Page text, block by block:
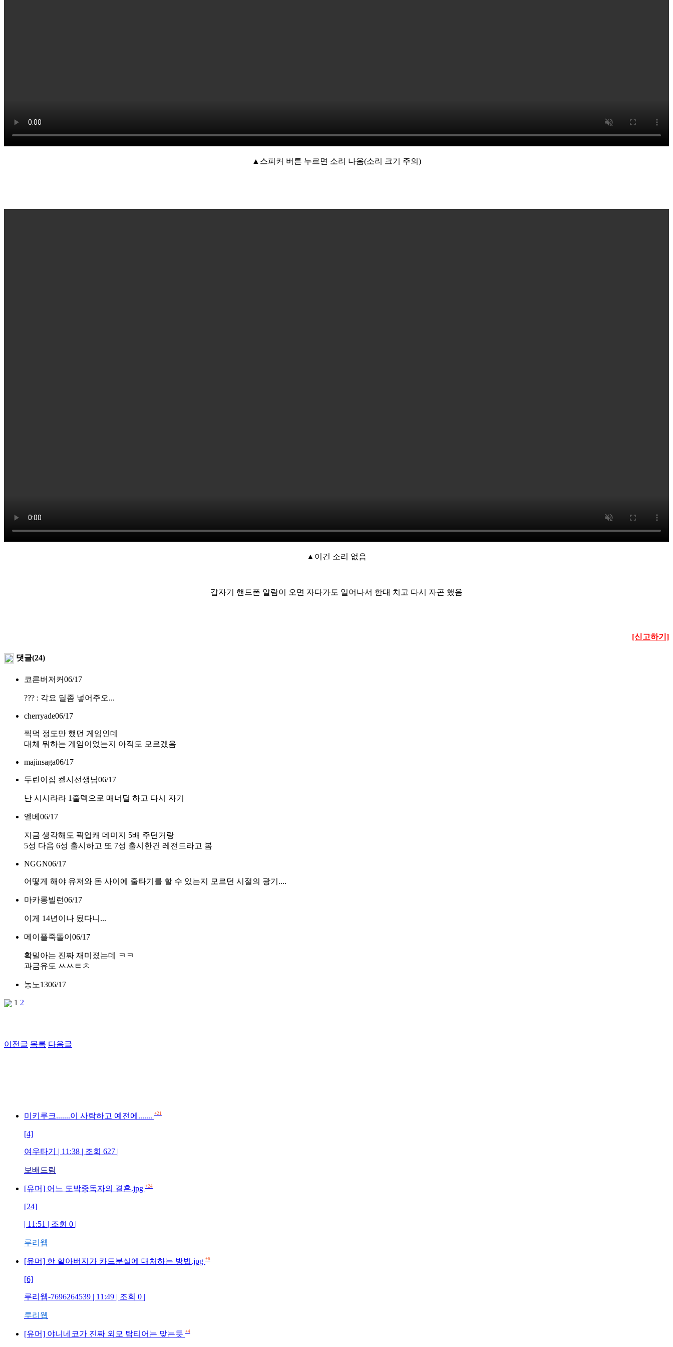
▲스피커 버튼 누르면 소리 나옴(소리 크기 주의)
▲이건 소리 없음
갑자기 핸드폰 알람이 오면 자다가도 일어나서 한대 치고 다시 자곤 했음
[신고하기]
댓글(24)
코른버저커06/17
??? : 각요 딜좀 넣어주오...
cherryade06/17
찍먹 정도만 했던 게임인데
대체 뭐하는 게임이었는지 아직도 모르겠음
majinsaga06/17
두린이집 켈시선생님06/17
난 시시라라 1줄덱으로 매너딜 하고 다시 자기
엘베 06/17
지금 생각해도 픽업캐 데미지 5배 주던거랑
5성 다음 6성 출시하고 또 7성 출시한건 레전드라고 봄
NGGN06/17
어떻게 해야 유저와 돈 사이에 줄타기를 할 수 있는지 모르던 시절의 광기....
마카롱빌런06/17
이게 14년이나 됬다니...
메이플죽돌이 06/17
확밀아는 진짜 재미졌는데 ㅋㅋ
과금유도 ㅆㅆㅌㅊ
농노1306/17
1 2
이전글 목록 다음글
미키루크.......이 사람하고 예전에....... +21
[4]
여우타기 | 11:38 | 조회 627 |
보배드림
[유머] 어느 도박중독자의 결혼.jpg +24
[24]
| 11:51 | 조회 0 |
루리웹
[유머] 한 할아버지가 카드분실에 대처하는 방법.jpg +6
[6]
루리웹-7696264539 | 11:49 | 조회 0 |
루리웹
[유머] 야니네코가 진짜 외모 탑티어는 맞는듯 +4